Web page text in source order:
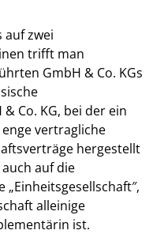
zwei
trifft man
GmbH & Co. KGs
Co. KG, bei der ein
vertragliche
hergestellt
auf die
alleinige
ist.